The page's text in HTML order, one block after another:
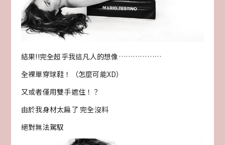
結果!!完全超乎我這凡人的想像………………
全裸單穿球鞋！（怎麼可能XD）
又或者僅用雙手遮住！？
由於我身材太扁了 完全沒料
絕對無法駕馭